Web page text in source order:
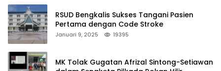
RSUD Bengkalis Sukses Tangani Pasien
Pertama dengan Code Stroke
Januari 9, 2025 19395
MK Tolak Gugatan Afrizal Sintong-Setiawan